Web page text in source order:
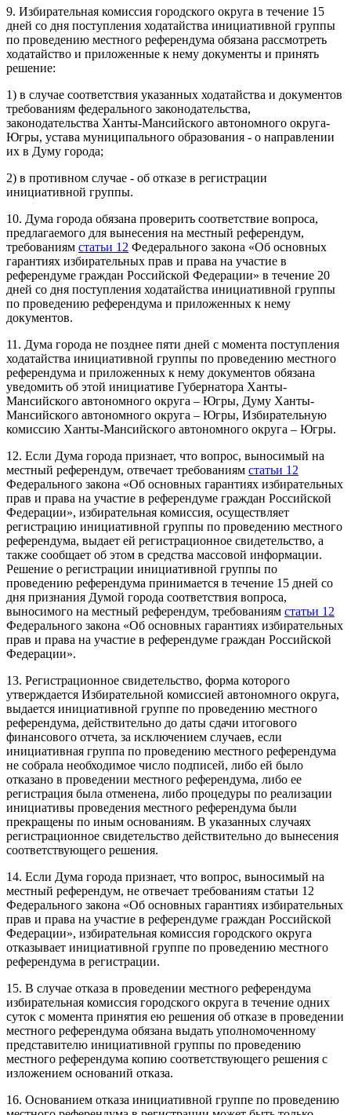
9. Избирательная комиссия городского округа в течение 15
дней со дня поступления ходатайства инициативной группы
по проведению местного референдума обязана рассмотреть
ходатайство и приложенные к нему документы и принять
решение:
1) в случае соответствия указанных ходатайства и документов
требованиям федерального законодательства,
законодательства Ханты-Мансийского автономного округа-
Югры, устава муниципального образования - о направлении
их в Думу города;
2) в противном случае - об отказе в регистрации
инициативной группы.
10. Дума города обязана проверить соответствие вопроса,
предлагаемого для вынесения на местный референдум,
требованиям статьи 12 Федерального закона «Об основных
гарантиях избирательных прав и права на участие в
референдуме граждан Российской Федерации» в течение 20
дней со дня поступления ходатайства инициативной группы
по проведению референдума и приложенных к нему
документов.
11. Дума города не позднее пяти дней с момента поступления
ходатайства инициативной группы по проведению местного
референдума и приложенных к нему документов обязана
уведомить об этой инициативе Губернатора Ханты-
Мансийского автономного округа – Югры, Думу Ханты-
Мансийского автономного округа – Югры, Избирательную
комиссию Ханты-Мансийского автономного округа – Югры.
12. Если Дума города признает, что вопрос, выносимый на
местный референдум, отвечает требованиям статьи 12
Федерального закона «Об основных гарантиях избирательных
прав и права на участие в референдуме граждан Российской
Федерации», избирательная комиссия, осуществляет
регистрацию инициативной группы по проведению местного
референдума, выдает ей регистрационное свидетельство, а
также сообщает об этом в средства массовой информации.
Решение о регистрации инициативной группы по
проведению референдума принимается в течение 15 дней со
дня признания Думой города соответствия вопроса,
выносимого на местный референдум, требованиям статьи 12
Федерального закона «Об основных гарантиях избирательных
прав и права на участие в референдуме граждан Российской
Федерации».
13. Регистрационное свидетельство, форма которого
утверждается Избирательной комиссией автономного округа,
выдается инициативной группе по проведению местного
референдума, действительно до даты сдачи итогового
финансового отчета, за исключением случаев, если
инициативная группа по проведению местного референдума
не собрала необходимое число подписей, либо ей было
отказано в проведении местного референдума, либо ее
регистрация была отменена, либо процедуры по реализации
инициативы проведения местного референдума были
прекращены по иным основаниям. В указанных случаях
регистрационное свидетельство действительно до вынесения
соответствующего решения.
14. Если Дума города признает, что вопрос, выносимый на
местный референдум, не отвечает требованиям статьи 12
Федерального закона «Об основных гарантиях избирательных
прав и права на участие в референдуме граждан Российской
Федерации», избирательная комиссия городского округа
отказывает инициативной группе по проведению местного
референдума в регистрации.
15. В случае отказа в проведении местного референдума
избирательная комиссия городского округа в течение одних
суток с момента принятия ею решения об отказе в проведении
местного референдума обязана выдать уполномоченному
представителю инициативной группы по проведению
местного референдума копию соответствующего решения с
изложением оснований отказа.
16. Основанием отказа инициативной группе по проведению